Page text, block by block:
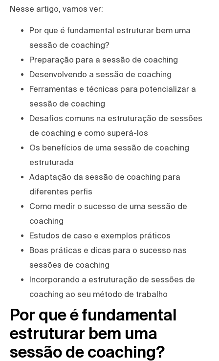
Nesse artigo, vamos ver:
Por que é fundamental estruturar bem uma
sessão de coaching?
Preparação para a sessão de coaching
Desenvolvendo a sessão de coaching
Ferramentas e técnicas para potencializar a
sessão de coaching
Desafios comuns na estruturação de sessões
de coaching e como superá-los
Os benefícios de uma sessão de coaching
estruturada
Adaptação da sessão de coaching para
diferentes perfis
Como medir o sucesso de uma sessão de
coaching
Estudos de caso e exemplos práticos
Boas práticas e dicas para o sucesso nas
sessões de coaching
Incorporando a estruturação de sessões de
coaching ao seu método de trabalho
Por que é fundamental
estruturar bem uma
sessão de coaching?